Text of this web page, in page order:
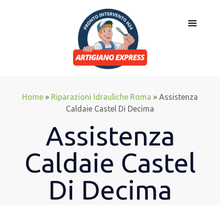
Home » Riparazioni Idrauliche Roma » Assistenza
Caldaie Castel Di Decima
Assistenza
Caldaie Castel
Di Decima